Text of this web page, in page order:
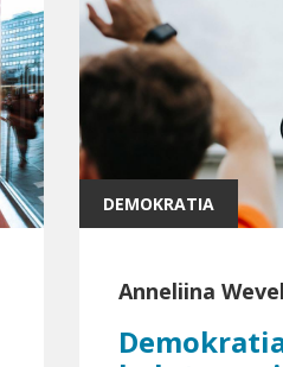
DEMOKRATIA
Anneliina